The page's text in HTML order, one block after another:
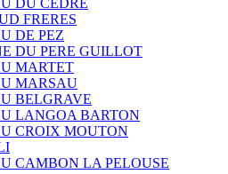
DU CEDRE
FRERES
DE PEZ
DU PERE GUILLOT
MARTET
MARSAU
BELGRAVE
LANGOA BARTON
CROIX MOUTON
CAMBON LA PELOUSE